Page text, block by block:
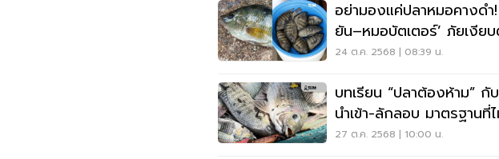
อย่ามองแค่ปลาหมอคางดำ
ยัน–หมอบัตเตอร์’ ภัยเงีย
กำลังกลืนระบบนิเวศไทย
24 ต.ค. 2568 | 08:39 น.
บทเรียน “ปลาต้องห้าม” กั
นำเข้า-ลักลอบ มาตรฐานที่
27 ต.ค. 2568 | 10:00 น.